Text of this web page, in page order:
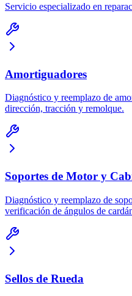
Servicio especializado en
Amortiguadores
Diagnóstico y reemplazo de
dirección, tracción y remolque.
Soportes de Motor y
Diagnóstico y reemplazo de
verificación de ángulos de
Sellos de Rueda